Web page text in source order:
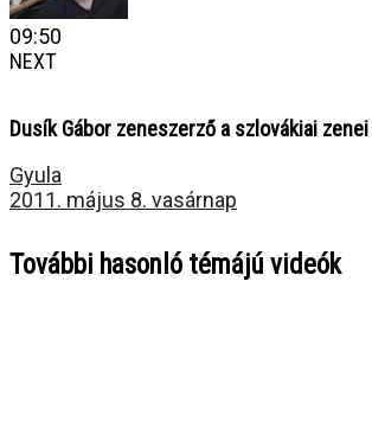
09:50
NEXT
Dusík Gábor zeneszerző a szlovákiai
Gyula
2011. május 8. vasárnap
További hasonló témájú videók